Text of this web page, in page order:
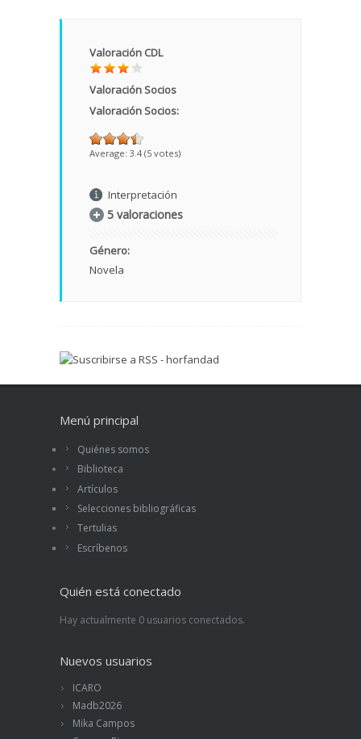
Valoración CDL
Valoración Socios
Valoración Socios:
Average: 3.4 (5 votes)
Interpretación
5 valoraciones
Género:
Novela
Menú principal
Quiénes somos
Biblioteca
Artículos
Selecciones bibliográficas
Tertulias
Escríbenos
Quién está conectado
Hay actualmente 0 usuarios conectados.
Nuevos usuarios
ICARO
Madb2026
Mika Campos